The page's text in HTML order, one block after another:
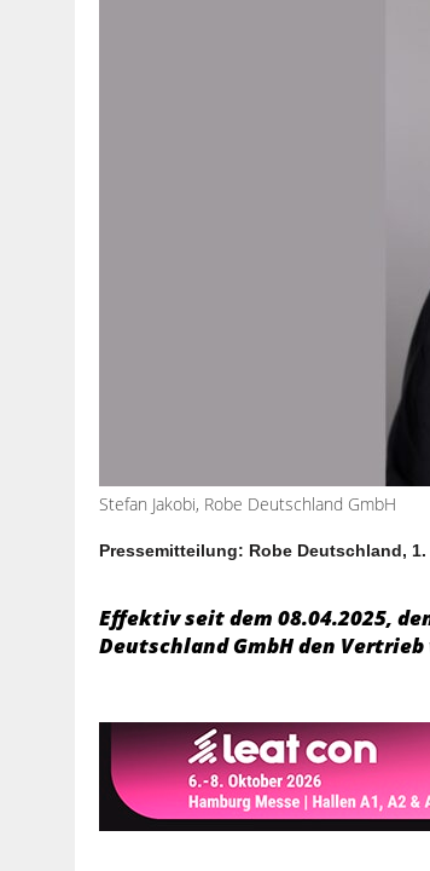
Stefan Jakobi, Robe Deutschland GmbH
Pressemitteilung: Robe Deutschland,
Effektiv seit dem 08.04.2025,
Deutschland GmbH den